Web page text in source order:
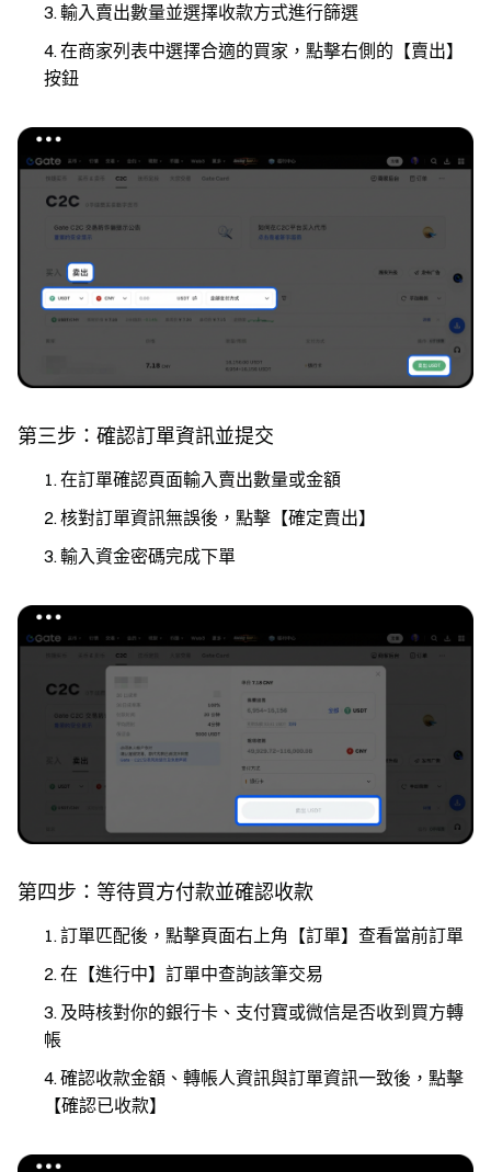
輸入賣出數量並選擇收款方式進行篩選
在商家列表中選擇合適的買家，點擊右側的【賣出】
按鈕
第三步：確認訂單資訊並提交
在訂單確認頁面輸入賣出數量或金額
核對訂單資訊無誤後，點擊【確定賣出】
輸入資金密碼完成下單
第四步：等待買方付款並確認收款
訂單匹配後，點擊頁面右上角【訂單】查看當前訂單
在【進行中】訂單中查詢該筆交易
及時核對你的銀行卡、支付寶或微信是否收到買方轉
帳
確認收款金額、轉帳人資訊與訂單資訊一致後，點擊
【確認已收款】